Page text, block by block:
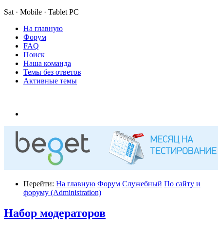
Sat · Mobile · Tablet PC
На главную
Форум
FAQ
Поиск
Наша команда
Темы без ответов
Активные темы
Перейти: На главную Форум Служебный По сайту и
форуму (Administration)
Набор модераторов